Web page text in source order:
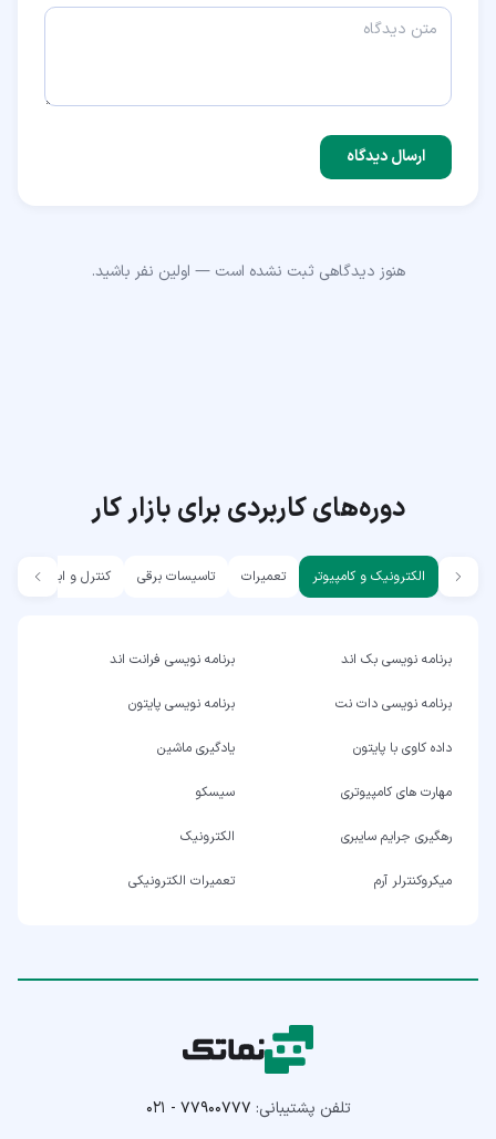
ارسال دیدگاه
هنوز دیدگاهی ثبت نشده است — اولین نفر باشید.
دوره‌های کاربردی برای بازار کار
الکترونیک و کامپیوتر تعمیرات تاسیسات برقی کنترل و ابزار دقیق
برنامه نویسی بک اند برنامه نویسی فرانت اند
برنامه نویسی دات نت برنامه نویسی پایتون
داده کاوی با پایتون یادگیری ماشین
مهارت های کامپیوتری سیسکو
رهگیری جرایم سایبری الکترونیک
میکروکنترلر آرم تعمیرات الکترونیکی
تلفن پشتیبانی: ۰۲۱ - ۷۷۹۰۰۷۷۷